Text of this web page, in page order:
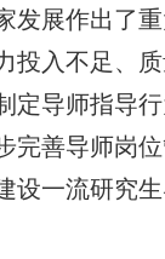
发展作出了
投入不足、
定导师指导
完善导师岗
设一流研究